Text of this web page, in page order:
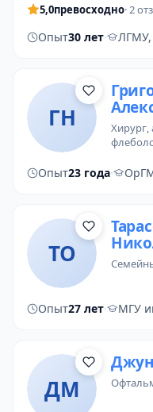
5,0превосходно· 2
Опыт30 лет· ЛГМУ,
ГН хирург,
Опыт23 года·
ТО
Опыт27 лет· МГУ
ДМ